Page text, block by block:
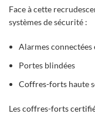
Face à cette
systèmes de sécurité :
Alarmes
Portes blindées
Coffres-forts haute
Lescoffres-forts